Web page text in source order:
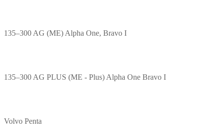
135–300 AG (ME) Alpha One, Bravo I
135–300 AG PLUS (ME - Plus) Alpha One Bravo I
Volvo Penta